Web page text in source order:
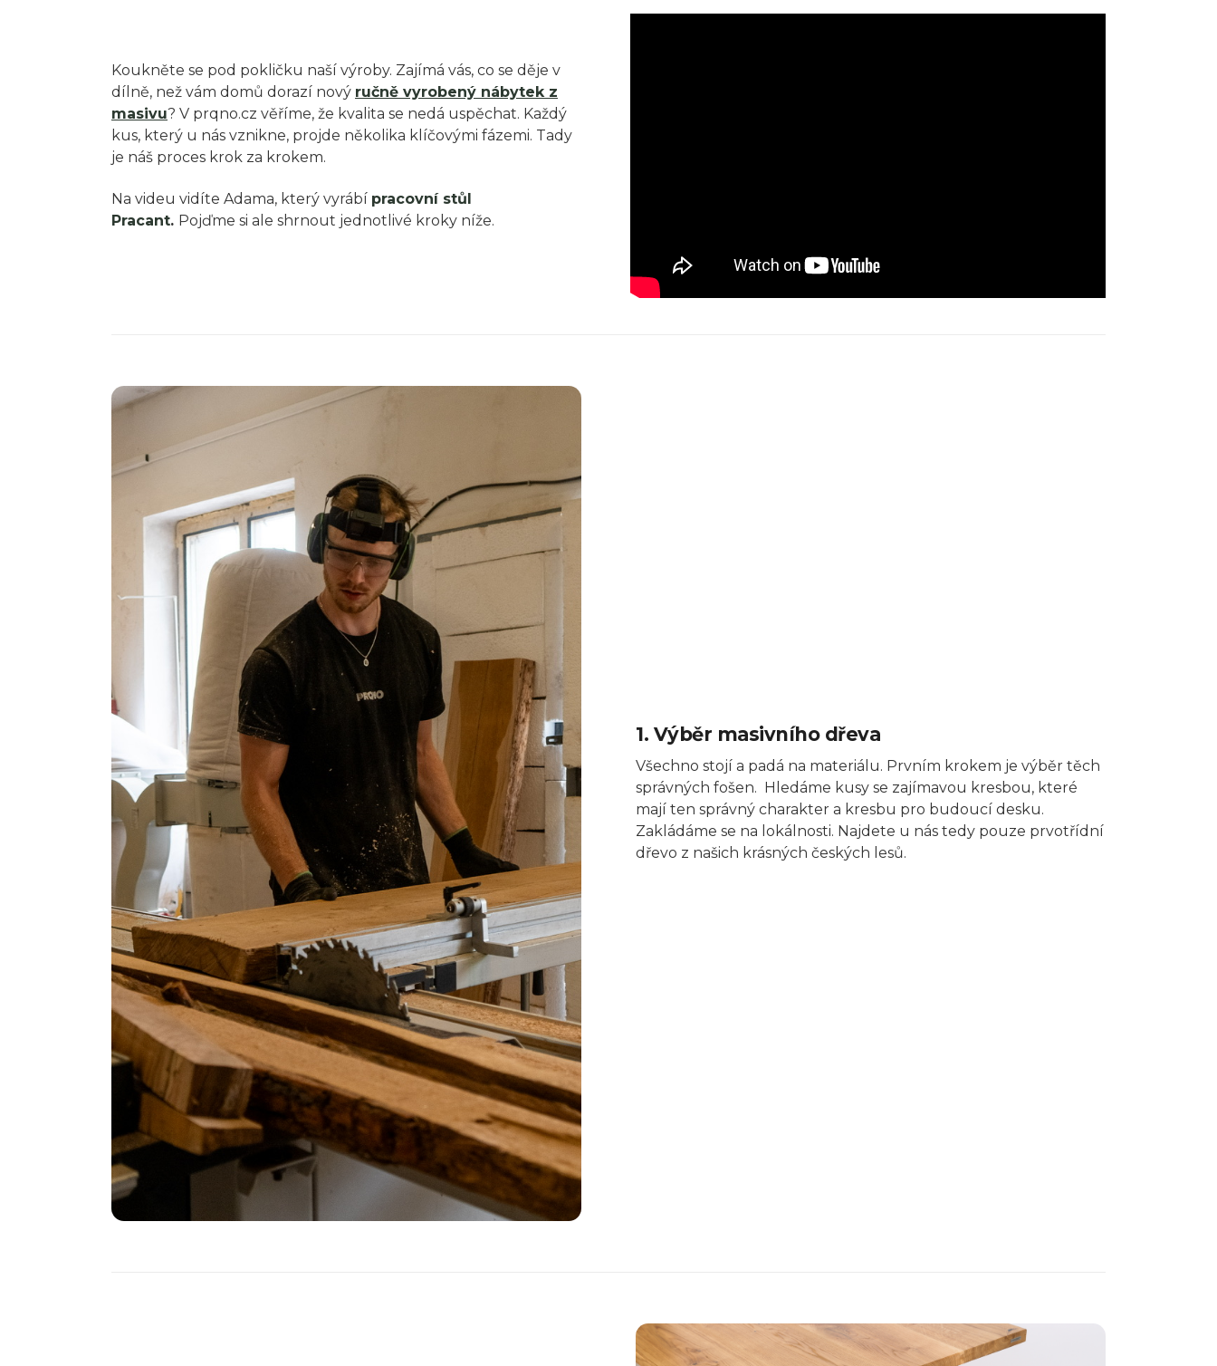
Koukněte se pod pokličku naší výroby. Zajímá vás, co se děje v
dílně, než vám domů dorazí nový ručně vyrobený nábytek z
masivu? V prqno.cz věříme, že kvalita se nedá uspěchat. Každý
kus, který u nás vznikne, projde několika klíčovými fázemi. Tady
je náš proces krok za krokem.
Na videu vidíte Adama, který vyrábí pracovní stůl
Pracant. Pojďme si ale shrnout jednotlivé kroky níže.
1. Výběr masivního dřeva
Všechno stojí a padá na materiálu. Prvním krokem je výběr těch
správných fošen. Hledáme kusy se zajímavou kresbou, které
mají ten správný charakter a kresbu pro budoucí desku.
Zakládáme se na lokálnosti. Najdete u nás tedy pouze prvotřídní
dřevo z našich krásných českých lesů.